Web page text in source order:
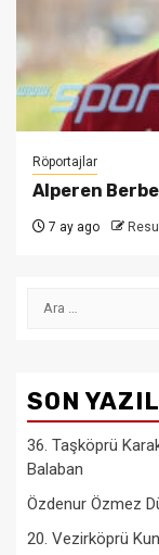
Röportajlar
Alperen
7 ay ago
Arama:
SON
36. Taşköprü
Balaban
Özdenur Özmez
20. Vezirköprü